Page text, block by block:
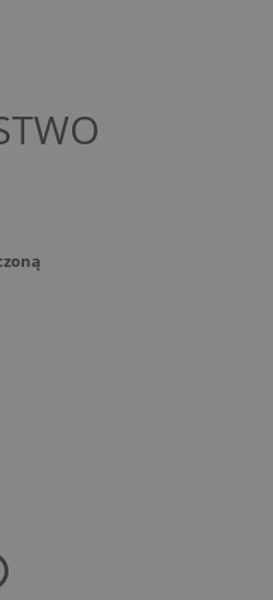
KOSZTÓW